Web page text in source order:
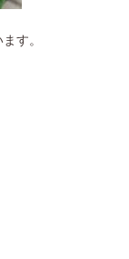
す。